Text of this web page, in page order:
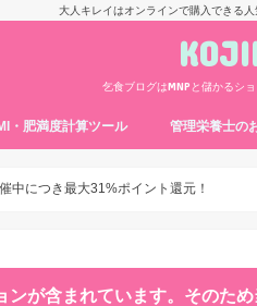
大人キレイはオンラインで購入できる
乞食ブログはMNPと儲かるシ
・肥満度計算ツール 管理栄養士の
中につき最大31%ポイント還元！
が含まれています。そのた